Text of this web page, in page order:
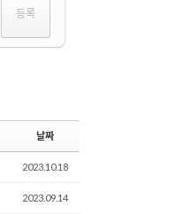
날짜
2023.10.18
2023.09.14